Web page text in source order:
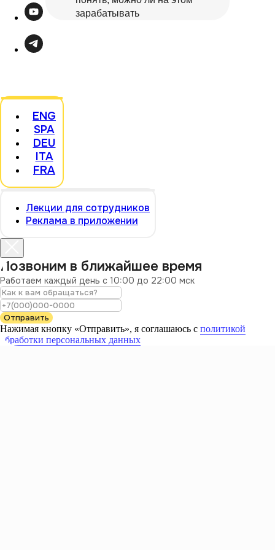
ENG
SPA
DEU
ITA
FRA
Лекции для сотрудников
Реклама в приложении
Позвоним в ближайшее время
Работаем каждый день с 10:00 до 22:00 мск
Отправить
Нажимая кнопку «Отправить», я соглашаюсь с политикой
обработки персональных данных
зарабатывать